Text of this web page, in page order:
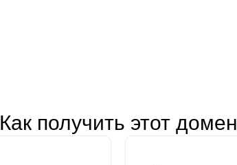
Как получить этот домен